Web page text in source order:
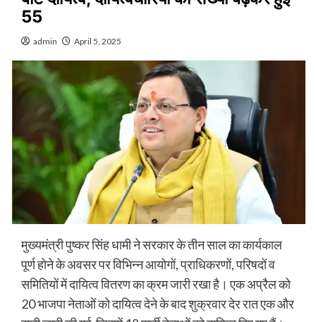
55
admin April 5, 2025
मुख्यमंत्री पुष्कर सिंह धामी ने सरकार के तीन साल का कार्यकाल
पूर्ण होने के अवसर पर विभिन्न आयोगों, प्राधिकरणों, परिषदों व
समितियों में दायित्व वितरण का क्रम जारी रखा है। एक अप्रैल को
20 भाजपा नेताओं को दायित्व देने के बाद शुक्रवार देर रात एक और